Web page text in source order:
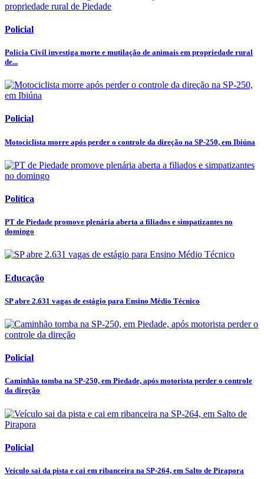
Policial
Polícia Civil investiga morte e mutilação de animais em propriedade rural
de...
Policial
Motociclista morre após perder o controle da direção na SP-250, em Ibiúna
Política
PT de Piedade promove plenária aberta a filiados e simpatizantes no
domingo
Educação
SP abre 2.631 vagas de estágio para Ensino Médio Técnico
Policial
Caminhão tomba na SP-250, em Piedade, após motorista perder o controle
da direção
Policial
Veículo sai da pista e cai em ribanceira na SP-264, em Salto de Pirapora